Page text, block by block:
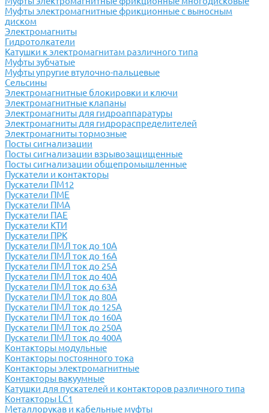
Муфты электромагнитные фрикционные с выносным
диском
Электромагниты
Гидротолкатели
Катушки к электромагнитам различного типа
Муфты зубчатые
Муфты упругие втулочно-пальцевые
Сельсины
Электромагнитные блокировки и ключи
Электромагнитные клапаны
Электромагниты для гидроаппаратуры
Электромагниты для гидрораспределителей
Электромагниты тормозные
Посты сигнализации
Посты сигнализации взрывозащищенные
Посты сигнализации общепромышленные
Пускатели и контакторы
Пускатели ПМ12
Пускатели ПМЕ
Пускатели ПМА
Пускатели ПАЕ
Пускатели КТИ
Пускатели ПРК
Пускатели ПМЛ ток до 10А
Пускатели ПМЛ ток до 16А
Пускатели ПМЛ ток до 25А
Пускатели ПМЛ ток до 40А
Пускатели ПМЛ ток до 63А
Пускатели ПМЛ ток до 80А
Пускатели ПМЛ ток до 125А
Пускатели ПМЛ ток до 160А
Пускатели ПМЛ ток до 250А
Пускатели ПМЛ ток до 400А
Контакторы модульные
Контакторы постоянного тока
Контакторы электромагнитные
Контакторы вакуумные
Катушки для пускателей и контакторов различного типа
Контакторы LC1
Металлорукав и кабельные муфты